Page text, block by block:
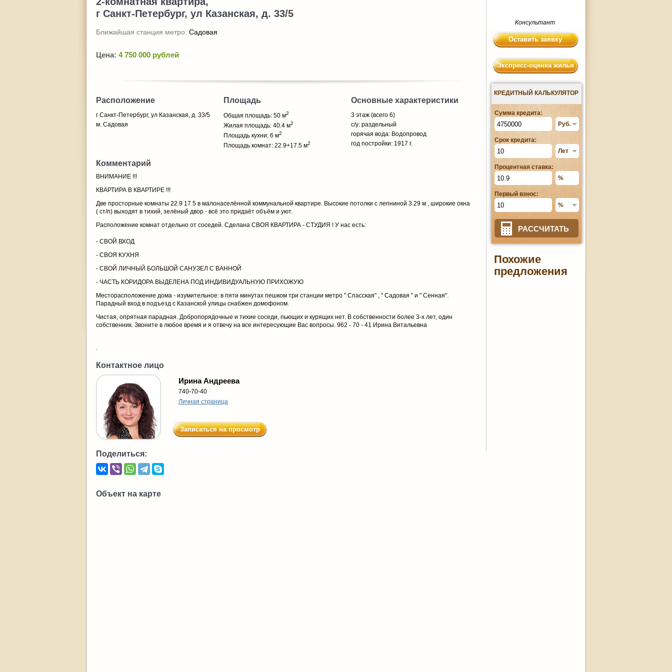
г Санкт-Петербург, ул Казанская, д. 33/5
Ближайшая станция метро: Садовая
Цена: 4 750 000 рублей
Расположение
г Санкт-Петербург, ул Казанская, д. 33/5
м. Садовая
Площадь
Общая площадь: 50 м2
Жилая площадь: 40.4 м2
Площадь кухни: 6 м2
Площадь комнат: 22.9+17.5 м2
Основные характеристики
3 этаж (всего 6)
с/у: раздельный
горячая вода: Водопровод
год постройки: 1917 г.
Комментарий
ВНИМАНИЕ !!!
КВАРТИРА В КВАРТИРЕ !!!
Две просторные комнаты 22.9 17.5 в малонаселённой коммунальной квартире. Высокие потолки с лепниной 3.29 м , широкие окна
( ст/п) выходят в тихий, зелёный двор - всё это придаёт объём и уют.
Расположение комнат отдельно от соседей. Сделана СВОЯ КВАРТИРА - СТУДИЯ ! У нас есть:
- СВОЙ ВХОД
- СВОЯ КУХНЯ
- СВОЙ ЛИЧНЫЙ БОЛЬШОЙ САНУЗЕЛ С ВАННОЙ
- ЧАСТЬ КОРИДОРА ВЫДЕЛЕНА ПОД ИНДИВИДУАЛЬНУЮ ПРИХОЖУЮ
Месторасположение дома - изумительное: в пяти минутах пешком три станции метро " Спасская" , " Садовая " и " Сенная".
Парадный вход в подъезд с Казанской улицы снабжен домофоном.
Чистая, опрятная парадная. Добропорядочные и тихие соседи, пьющих и курящих нет. В собственности более 3-х лет, один
собственник. Звоните в любое время и я отвечу на все интересующие Вас вопросы. 962 - 70 - 41 Ирина Витальевна
.
Контактное лицо
Ирина Андреева
740-70-40
Личная страница
Записаться на просмотр
Поделиться:
Объект на карте
Консультант
Оставить заявку
Экспресс-оценка жилья
КРЕДИТНЫЙ КАЛЬКУЛЯТОР
Сумма кредита:
Срок кредита:
Процентная ставка:
Первый взнос:
РАССЧИТАТЬ
Похожие
предложения